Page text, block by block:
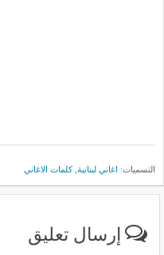
التسميات: اغاني لبنانية ,كلمات الاغاني
إرسال تعليق